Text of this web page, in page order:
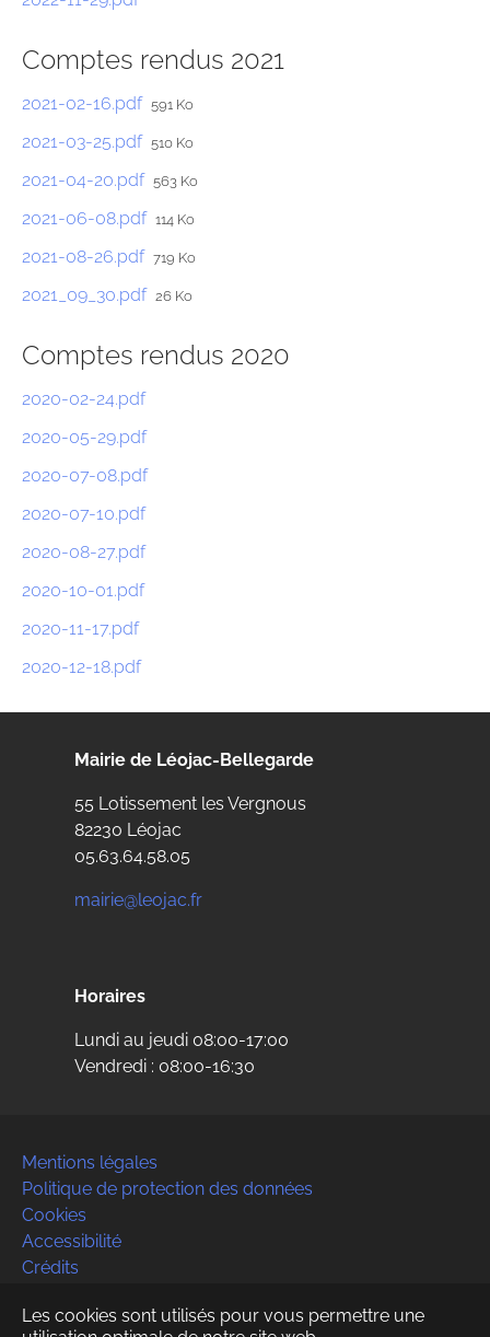
Les cookies sont utilisés pour vous permettre une
Comptes rendus 2021
2021-02-16.pdf 591 Ko
2021-03-25.pdf 510 Ko
2021-04-20.pdf 563 Ko
2021-06-08.pdf 114 Ko
2021-08-26.pdf 719 Ko
2021_09_30.pdf 26 Ko
Comptes rendus 2020
2020-02-24.pdf
2020-05-29.pdf
2020-07-08.pdf
2020-07-10.pdf
2020-08-27.pdf
2020-10-01.pdf
2020-11-17.pdf
2020-12-18.pdf
Mairie de Léojac-Bellegarde
55 Lotissement les Vergnous
82230 Léojac
05.63.64.58.05
mairie@leojac.fr
Horaires
Lundi au jeudi 08:00-17:00
Vendredi : 08:00-16:30
Mentions légales
Politique de protection des données
Cookies
Accessibilité
Crédits